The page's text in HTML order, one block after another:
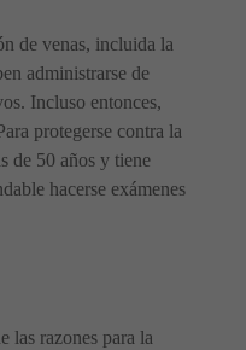
de venas, incluida la
administrarse de
Incluso entonces,
protegerse contra la
de 50 años y tiene
hacerse exámenes
las razones para la